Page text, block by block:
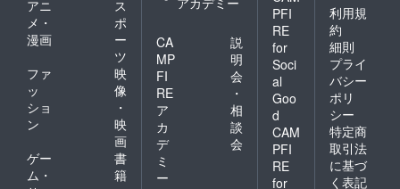
アニ
メ・
漫画
ス
ポ
ー
ツ
ファ
ッ
ショ
ン
映
像
・
映
画
ゲー
ム・
書
籍
CA
MP
FI
RE
ア
カ
デ
ミ
ー
説
明
会
・
相
談
会
PFI
RE
for
Soci
al
Goo
d
CAM
PFI
RE
for
利用規
約
細則
プライ
バシー
ポリ
シー
特定商
取引法
に基づ
く表記